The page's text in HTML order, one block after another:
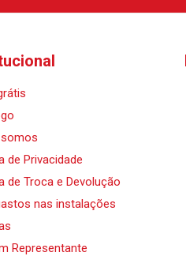
de Privacidade
de Troca e Devolução
nas instalações
Representante